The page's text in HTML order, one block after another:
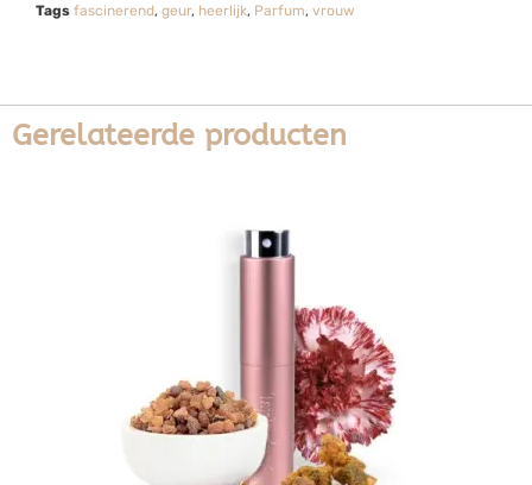
Tags fascinerend, geur, heerlijk, Parfum, vrouw
Gerelateerde producten